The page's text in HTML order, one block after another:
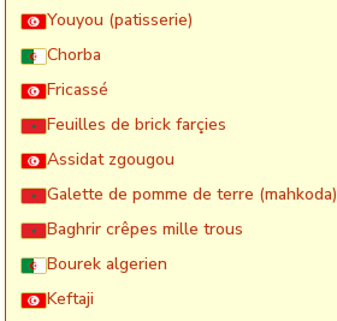
Youyou (patisserie)
Chorba
Fricassé
Feuilles de brick farçies
Assidat zgougou
Galette de pomme de terre (mahkoda)
Baghrir crêpes mille trous
Bourek algerien
Keftaji